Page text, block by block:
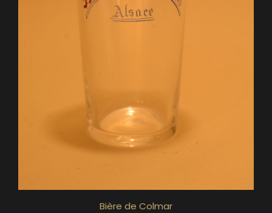
Bière de Colmar